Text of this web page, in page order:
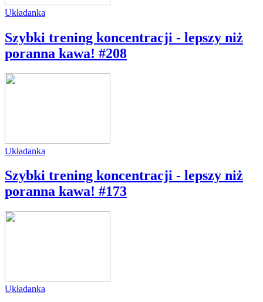
Układanka
Szybki trening koncentracji - lepszy niż
poranna kawa! #208
Układanka
Szybki trening koncentracji - lepszy niż
poranna kawa! #173
Układanka